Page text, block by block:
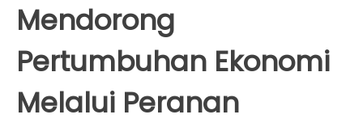
Mendorong
Pertumbuhan Ekonomi
Melalui Peranan